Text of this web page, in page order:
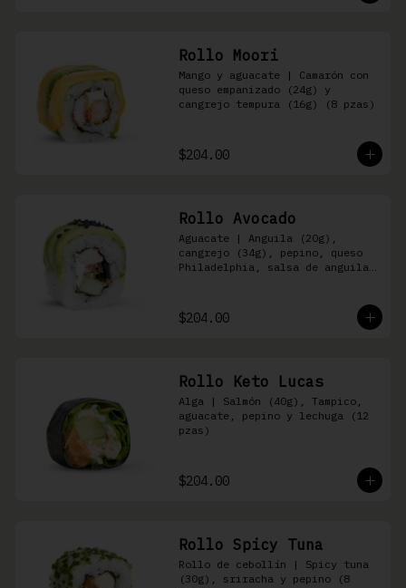
Rollo Moori
Mango y aguacate | Camarón con
queso empanizado (24g) y
cangrejo tempura (16g) (8 pzas)
$204.00
Rollo Avocado
Aguacate | Anguila (20g),
cangrejo (34g), pepino, queso
Philadelphia, salsa de anguila
$204.00
Rollo Keto Lucas
Alga | Salmón (40g), Tampico,
aguacate, pepino y lechuga (12
pzas)
$204.00
Rollo Spicy Tuna
Rollo de cebollín | Spicy tuna
(30g), sriracha y pepino (8